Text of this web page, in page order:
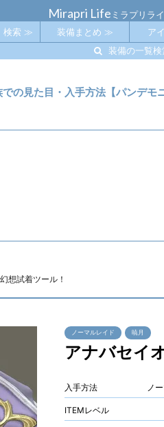
Mirapri Life ミラプリラ
装備の一覧
検索 ≫ 装備まとめ ≫ ア
の見た目・入手方法【パンデモ
想試着ツール！
ノーマルレイド 暁月
アナバセイ
入手方法 ノ
ITEMレベル